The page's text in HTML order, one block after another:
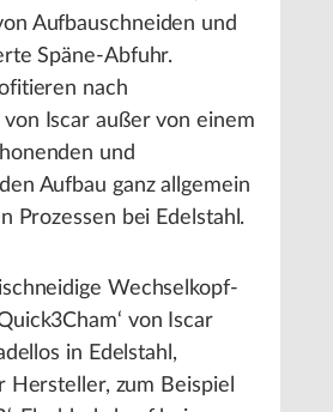
Aufbauschneiden und
Späne-Abfuhr.
nach
Iscar außer von einem
und
Aufbau ganz allgemein
Prozessen bei Edelstahl.
Wechselkopf-
von Iscar
in Edelstahl,
Hersteller, zum Beispiel